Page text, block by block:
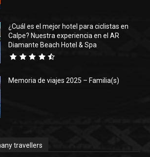
¿Cuál es el mejor hotel para ciclistas en
Calpe? Nuestra experiencia en el AR
Diamante Beach Hotel & Spa
Memoria de viajes 2025 – Familia(s)
travellers